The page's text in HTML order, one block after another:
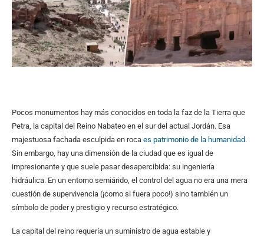
Pocos monumentos hay más conocidos en toda la faz de la Tierra que
Petra, la capital del Reino Nabateo en el sur del actual Jordán. Esa
majestuosa fachada esculpida en roca es patrimonio de la humanidad.
Sin embargo, hay una dimensión de la ciudad que es igual de
impresionante y que suele pasar desapercibida: su ingeniería
hidráulica. En un entorno semiárido, el control del agua no era una mera
cuestión de supervivencia (¡como si fuera poco!) sino también un
símbolo de poder y prestigio y recurso estratégico.
La capital del reino requería un suministro de agua estable y